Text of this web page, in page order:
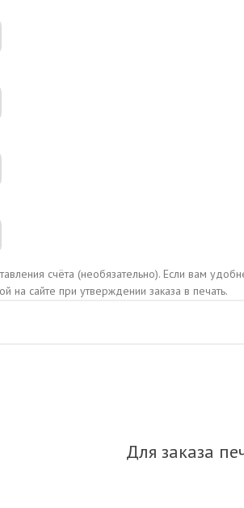
счёта (необязательно). Если вам
на сайте при утверждении заказа в печать.
Для заказа